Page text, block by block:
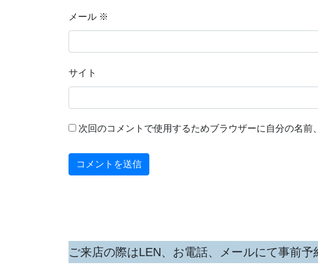
メール ※
サイト
次回のコメントで使用するためブラウザーに自分の名前
ご来店の際はLEN、お電話、メールにて事前